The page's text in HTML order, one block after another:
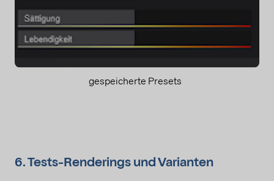
gespeicherte Presets
6. Tests-Renderings und Varianten
anderen als den unten aufgeführten Zweck verwendet oder
gespeichert werden.
Remarketing
Besuchsdauer
Sonstige Angaben zur Nutzung von Websites